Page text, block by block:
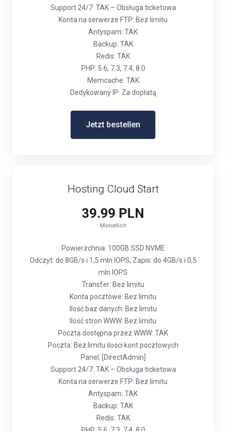
Support 24/7: TAK – Obsługa ticketowa
Konta na serwerze FTP: Bez limitu
Antyspam: TAK
Backup: TAK
Redis: TAK
PHP: 5.6, 7.3, 7.4, 8.0
Memcache: TAK
Dedykowany IP: Za dopłatą
Jetzt bestellen
Hosting Cloud Start
39.99 PLN
Monatlich
Powierzchnia: 100GB SSD NVME
Odczyt: do 8GB/s i 1,5 mln IOPS, Zapis: do 4GB/s i 0,5
mln IOPS
Transfer: Bez limitu
Konta pocztowe: Bez limitu
Ilość baz danych: Bez limitu
Ilość stron WWW: Bez limitu
Poczta dostępna przez WWW: TAK
Poczta: Bez limitu ilości kont pocztowych
Panel: [DirectAdmin]
Support 24/7: TAK – Obsługa ticketowa
Konta na serwerze FTP: Bez limitu
Antyspam: TAK
Backup: TAK
Redis: TAK